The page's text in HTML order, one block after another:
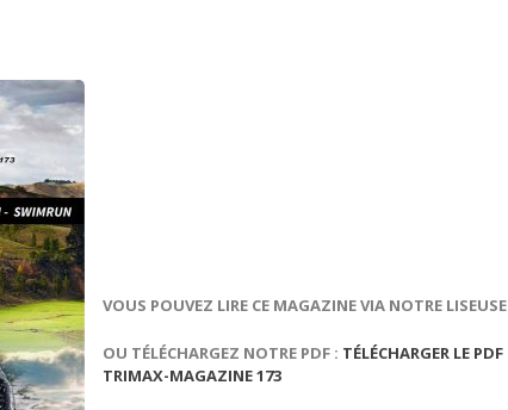
VOUS POUVEZ LIRE CE MAGAZINE VIA NOTRE LISEUSE
OU TÉLÉCHARGEZ NOTRE PDF : TÉLÉCHARGER LE PDF
TRIMAX-MAGAZINE 173